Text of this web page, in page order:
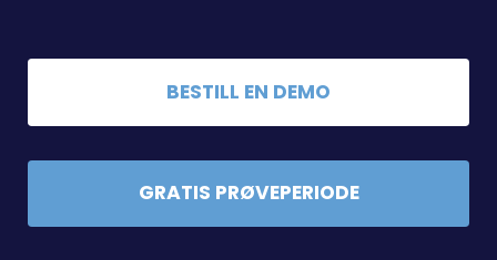
BESTILL EN DEMO
GRATIS PRØVEPERIODE